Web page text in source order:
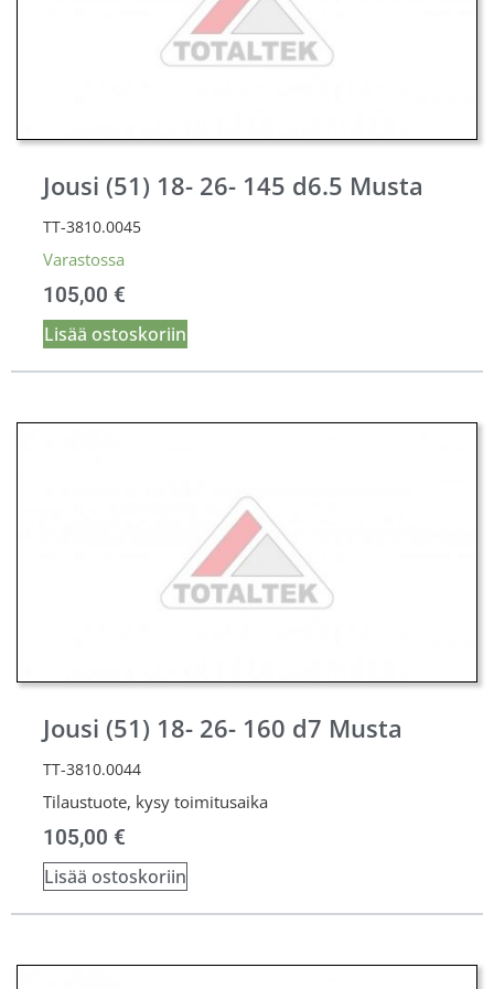
Jousi (51) 18- 26- 145 d6.5 Musta
TT-3810.0045
Varastossa
105,00 €
Lisää ostoskoriin
Jousi (51) 18- 26- 160 d7 Musta
TT-3810.0044
Tilaustuote, kysy toimitusaika
105,00 €
Lisää ostoskoriin